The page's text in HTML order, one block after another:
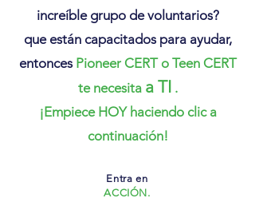
increíble grupo de voluntarios?
que están capacitados para ayudar,
entonces Pioneer CERT o Teen CERT
te necesita a TI .
¡Empiece HOY haciendo clic a
continuación!
Entra en
ACCIÓN.